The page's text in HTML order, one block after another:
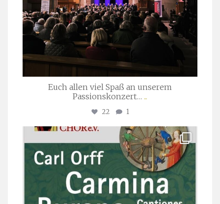
Euch allen viel Spaß an unserem
Passionskonzert… ...
22 1
stuttgarter_oratorienchor
Juli 22